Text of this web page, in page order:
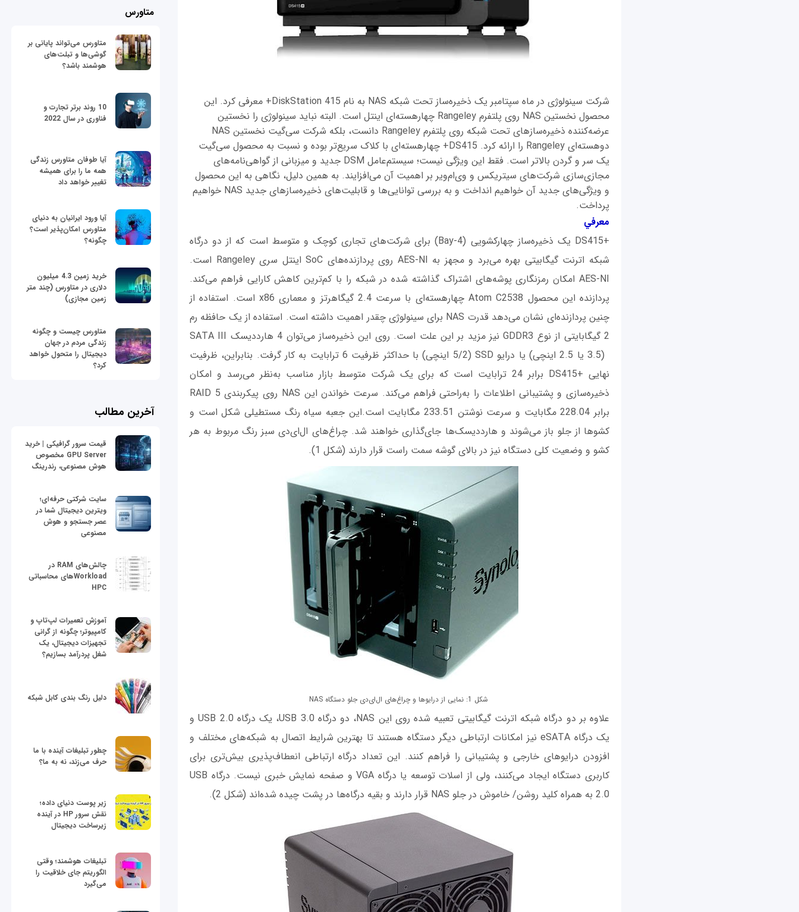
شرکت سینولوژی در ماه سپتامبر یک ذخیره‌ساز تحت شبکه NAS به نام DiskStation 415+ معرفی کرد. این
محصول نخستین NAS روی پلتفرم Rangeley چهارهسته‌ای اینتل است. البته نباید سینولوژی را نخستین
عرضه‌کننده ذخیره‌سازهای تحت شبکه روی پلتفرم Rangeley دانست، بلکه شرکت سی‌گیت نخستین NAS
دوهسته‌ای Rangeley را ارائه کرد. DS415+ چهارهسته‌ای با کلاک سریع‌تر بوده و نسبت به محصول سی‌گیت
یک سر و گردن بالاتر است. فقط این ویژگی نیست؛ سیستم‌عامل DSM جدید و میزبانی از گواهی‌نامه‌های
مجازی‌سازی شرکت‌های سیتریکس و وی‌ام‌ویر بر اهمیت آن می‌افزایند. به همین دلیل، نگاهی به این محصول
و ویژگی‌های جدید آن خواهیم انداخت و به بررسی توانایی‌ها و قابلیت‌های ذخیره‌سازهای جدید NAS خواهیم
پرداخت.
معرفي
+DS415 یک ذخیره‌ساز چهارکشویی (4-Bay) برای شرکت‌های تجاری کوچک و متوسط است که از دو درگاه
شبکه اترنت گیگابیتی بهره می‌برد و مجهز به AES-NI روی پردازنده‌های SoC اینتل سری Rangeley است.
AES-NI امکان رمزنگاری پوشه‌های اشتراک گذاشته شده در شبکه را با کم‌ترین کاهش کارایی فراهم می‌کند.
پردازنده این محصول Atom C2538 چهارهسته‌ای با سرعت 2.4 گیگاهرتز و معماری x86 است. استفاده از
چنین پردازنده‌ای نشان می‌دهد قدرت NAS برای سینولوژی چقدر اهمیت داشته است. استفاده از یک حافظه رم
2 گیگابایتی از نوع GDDR3 نیز مزید بر این علت است. روی این ذخیره‌ساز می‌توان 4 هارددیسک SATA III
(3.5 یا 2.5 اینچی) یا درایو SSD (5/2 اینچی) با حداکثر ظرفیت 6 ترابایت به کار گرفت. بنابراین، ظرفیت
نهایی +DS415 برابر 24 ترابایت است که برای یک شرکت متوسط بازار مناسب به‌نظر می‌رسد و امکان
ذخیره‌سازی و پشتیبانی اطلاعات را به‌راحتی فراهم می‌کند. سرعت خواندن این NAS روی پیکربندی RAID 5
برابر 228.04 مگابایت و سرعت نوشتن 233.51 مگابایت است.این جعبه سیاه‌ رنگ مستطیلی شکل است و
کشوها از جلو باز می‌شوند و هارددیسک‌ها جای‌گذاری خواهند شد. چراغ‌های ال‌ای‌دی سبز رنگ مربوط به هر
کشو و وضعیت کلی دستگاه نیز در بالای گوشه سمت راست قرار دارند (شکل 1).
شكل 1: نمایی از درایوها و چراغ‌های ال‌ای‌دی جلو دستگاه NAS
علاوه بر دو درگاه شبکه اترنت گیگابیتی تعبیه شده روی این NAS، دو درگاه USB 3.0، یک درگاه USB 2.0 و
یک درگاه eSATA نیز امکانات ارتباطی دیگر دستگاه هستند تا بهترین شرایط اتصال به شبکه‌های مختلف و
افزودن درایوهای خارجی و پشتیبانی را فراهم کنند. این تعداد درگاه ارتباطی انعطاف‌پذیری بیش‌تری برای
کاربری دستگاه ایجاد می‌کنند، ولی از اسلات توسعه یا درگاه VGA و صفحه ‌نمایش خبری نیست. درگاه USB
2.0 به همراه کلید روشن/ خاموش در جلو NAS قرار دارند و بقیه درگاه‌ها در پشت چیده شده‌اند (شکل 2).
متاورس
متاورس می‌تواند پایانی بر
گوشی‌ها و تبلت‌های
هوشمند باشد؟
10 روند برتر تجارت و
فناوری در سال 2022
آیا طوفان متاورس زندگی
همه ما را برای همیشه
تغییر خواهد داد
آیا ورود ایرانیان به دنیای
متاورس امکان‌پذیر است؟
چگونه؟
خرید زمین 4.3 میلیون
دلاری در متاورس (چند متر
زمین مجازی)
متاورس چیست و چگونه
زندگی مردم در جهان
دیجیتال را متحول خواهد
کرد؟
آخرین مطالب
قیمت سرور گرافیکی | خرید
GPU Server مخصوص
هوش مصنوعی، رندرینگ
سایت شرکتی حرفه‌ای؛
ویترین دیجیتال شما در
عصر جستجو و هوش
مصنوعی
چالش‌های RAM در
Workloadهای محاسباتی
HPC
آموزش تعمیرات لپ‌تاپ و
کامپیوتر؛ چگونه از گرانی
تجهیزات دیجیتال، یک
شغل پردرآمد بسازیم؟
دلیل رنگ بندی کابل شبکه
چطور تبلیغات آینده با ما
حرف می‌زند، نه به ما؟
زیر پوست دنیای داده؛
نقش سرور HP در آینده
زیرساخت دیجیتال
تبلیغات هوشمند؛ وقتی
الگوریتم جای خلاقیت را
می‌گیرد